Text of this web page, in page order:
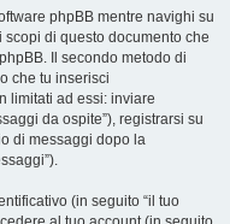
phpBB mentre navighi su
scopi di questo documento che
Il secondo metodo di
che tu inserisci
limitati ad essi: inviare
da ospite”), registrarsi su
di messaggi dopo la
(in seguito “il tuo